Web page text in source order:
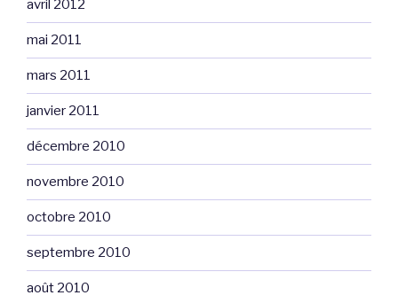
avril 2012
mai 2011
mars 2011
janvier 2011
décembre 2010
novembre 2010
octobre 2010
septembre 2010
août 2010